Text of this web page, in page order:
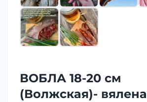
ВОБЛА 18-20 см
(Волжская)-